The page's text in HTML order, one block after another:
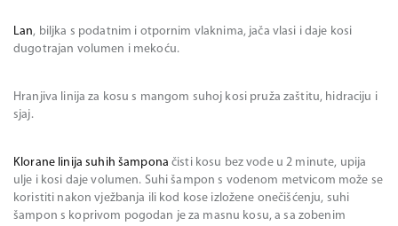
Lan, biljka s podatnim i otpornim vlaknima, jača vlasi i daje kosi
dugotrajan volumen i mekoću.
Hranjiva linija za kosu s mangom suhoj kosi pruža zaštitu, hidraciju i
sjaj.
Klorane linija suhih šampona čisti kosu bez vode u 2 minute, upija
ulje i kosi daje volumen. Suhi šampon s vodenom metvicom može se
koristiti nakon vježbanja ili kod kose izložene onečišćenju, suhi
šampon s koprivom pogodan je za masnu kosu, a sa zobenim